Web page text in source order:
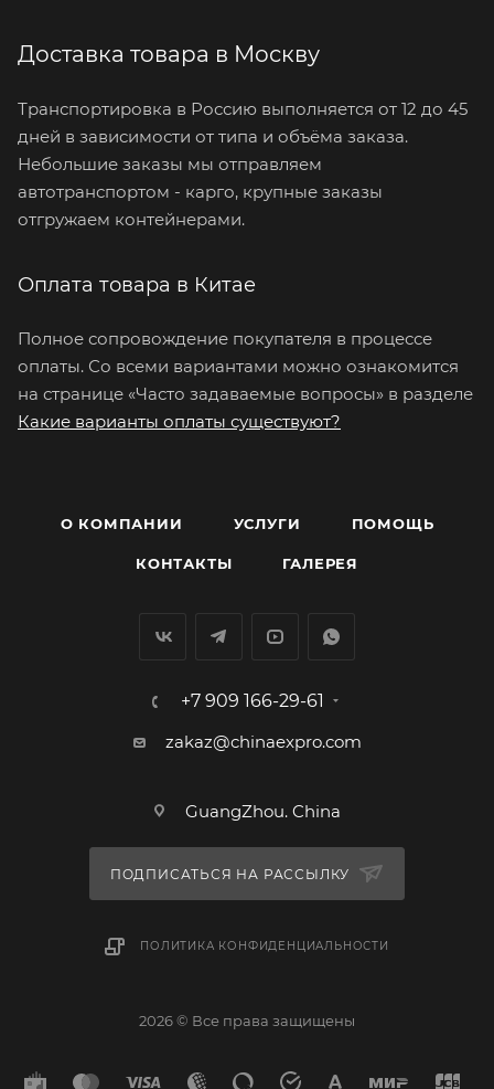
Доставка товара в Москву
Транспортировка в Россию выполняется от 12 до 45
дней в зависимости от типа и объёма заказа.
Небольшие заказы мы отправляем
автотранспортом - карго, крупные заказы
отгружаем контейнерами.
Оплата товара в Китае
Полное сопровождение покупателя в процессе
оплаты. Со всеми вариантами можно ознакомится
на странице «Часто задаваемые вопросы» в разделе
Какие варианты оплаты существуют?
О КОМПАНИИ УСЛУГИ ПОМОЩЬ
КОНТАКТЫ ГАЛЕРЕЯ
+7 909 166-29-61
zakaz@chinaexpro.com
GuangZhou. China
ПОДПИСАТЬСЯ НА РАССЫЛКУ
ПОЛИТИКА КОНФИДЕНЦИАЛЬНОСТИ
2026 © Все права защищены